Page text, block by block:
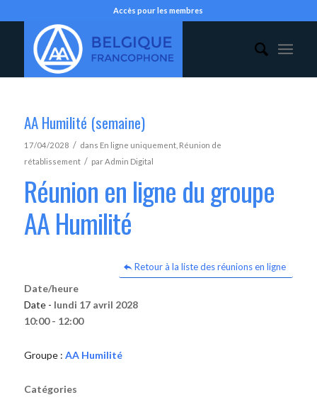
Accès pour les membres
AA Humilité (semaine)
17/04/2028 / dans En ligne uniquement, Réunion de
rétablissement / parAdmin Digital
Réunion en ligne du groupe
AA Humilité
Retour à la liste des réunions en ligne
Date/heure
Date - lundi 17 avril 2028
10:00 - 12:00
Groupe : AA Humilité
Catégories